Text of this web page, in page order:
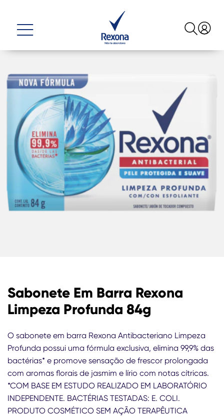
Sabonete Em Barra Rexona
Limpeza Profunda 84g
O sabonete em barra Rexona Antibacteriano Limpeza
Profunda possui uma fórmula exclusiva, elimina 99,9% das
bactérias* e promove sensação de frescor prolongada
com aromas florais de jasmim e lírio com notas cítricas.
*COM BASE EM ESTUDO REALIZADO EM LABORATÓRIO
INDEPENDENTE. BACTÉRIAS TESTADAS: E. COLI.
PRODUTO COSMÉTICO SEM AÇÃO TERAPÊUTICA